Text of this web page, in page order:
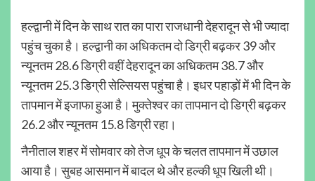
हल्द्वानी में दिन के साथ रात का पारा राजधानी देहरादून से भी ज्यादा
पहुंच चुका है। हल्द्वानी का अधिकतम दो डिग्री बढ़कर 39 और
न्यूनतम 28.6 डिग्री वहीं देहरादून का अधिकतम 38.7 और
न्यूनतम 25.3 डिग्री सेल्सियस पहुंचा है। इधर पहाड़ों में भी दिन के
तापमान में इजाफा हुआ है। मुक्तेश्वर का तापमान दो डिग्री बढ़कर
26.2 और न्यूनतम 15.8 डिग्री रहा।
नैनीताल शहर में सोमवार को तेज धूप के चलत तापमान में उछाल
आया है। सुबह आसमान में बादल थे और हल्की धूप खिली थी।